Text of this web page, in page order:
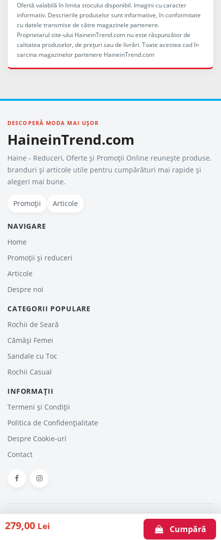
279,00 Lei Cumpără
Ofertă valabilă în limita stocului disponibil. Imagini cu caracter
informativ. Descrierile produselor sunt informative, în conformitate
cu datele transmise de către magazinele partenere.
Proprietarul site-ului HaineinTrend.com nu este răspunzător de
calitatea produselor, de preţuri sau de livrări. Toate acestea cad în
sarcina magazinelor partenere HaineinTrend.com
DESCOPERĂ MODA MAI UȘOR
HaineinTrend.com
Haine - Reduceri, Oferte şi Promoţii Online reunește produse,
branduri și articole utile pentru cumpărături mai rapide și
alegeri mai bune.
Promoții Articole
NAVIGARE
Home
Promoții și reduceri
Articole
Despre noi
CATEGORII POPULARE
Rochii de Seară
Cămăși Femei
Sandale cu Toc
Rochii Casual
INFORMAȚII
Termeni și Condiții
Politica de Confidențialitate
Despre Cookie-uri
Contact
HaineinTrend.com © 2026. Haine - Reduceri, Oferte şi Promoţii Online
ArticoleDespre noi